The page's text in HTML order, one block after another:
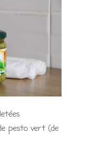
pesto vert (de